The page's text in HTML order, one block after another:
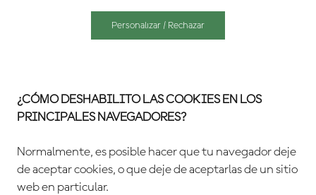
Personalizar / Rechazar
¿CÓMO DESHABILITO LAS COOKIES EN LOS
PRINCIPALES NAVEGADORES?
Normalmente, es posible hacer que tu navegador deje
de aceptar cookies, o que deje de aceptarlas de un sitio
web en particular.